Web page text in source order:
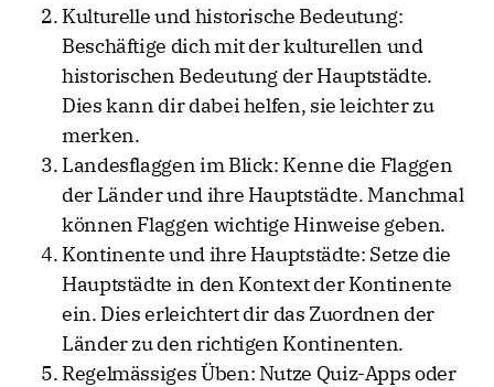
Kulturelle und historische Bedeutung:
Beschäftige dich mit der kulturellen und
historischen Bedeutung der Hauptstädte.
Dies kann dir dabei helfen, sie leichter zu
merken.
Landesflaggen im Blick: Kenne die Flaggen
der Länder und ihre Hauptstädte. Manchmal
können Flaggen wichtige Hinweise geben.
Kontinente und ihre Hauptstädte: Setze die
Hauptstädte in den Kontext der Kontinente
ein. Dies erleichtert dir das Zuordnen der
Länder zu den richtigen Kontinenten.
Regelmässiges Üben: Nutze Quiz-Apps oder